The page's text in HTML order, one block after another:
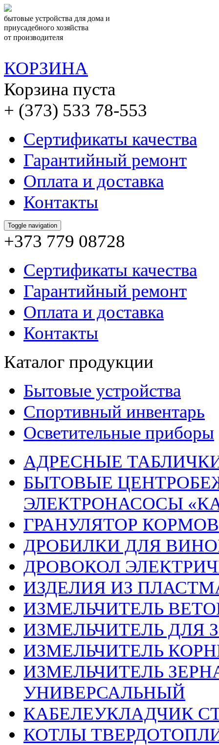
бытовые устройства для дома и
приусадебного хозяйства
от производителя
КОРЗИНА
Корзина пуста
+ (373) 533 78-553
Сертификаты качества
Гарантийный ремонт
Оплата и доставка
Контакты
Toggle navigation
+373 779 08728
Сертификаты качества
Гарантийный ремонт
Оплата и доставка
Контакты
Каталог продукции
Бытовые устройства
Спортивный инвентарь
Осветительные приборы
АДРЕСНЫЕ
БЫТОВЫЕ
ЭЛЕКТРОНАСОСЫ
ГРАНУЛЯТОР
ДРОБИЛКИ ДЛЯ
ДРОВОКОЛ
ИЗДЕЛИЯ ИЗ
ИЗМЕЛЬЧИТЕЛЬ
ИЗМЕЛЬЧИТЕЛЬ ДЛЯ
ИЗМЕЛЬЧИТЕЛЬ
ИЗМЕЛЬЧИТЕЛЬ
УНИВЕРСАЛЬНЫЙ
КАБЕЛЕУКЛАДЧИК
КОТЛЫ